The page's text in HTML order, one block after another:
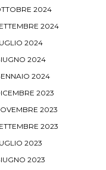
2024
2024
2024
2024
2024
2023
2023
2023
2023
2023